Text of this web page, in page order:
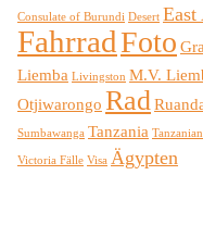
Consulate of Burundi Desert
FahrradFoto
Liemba Livingston M.V.
Otjiwarongo Rad
Sumbawanga Tanzania
Victoria Fälle Visa Ägypten